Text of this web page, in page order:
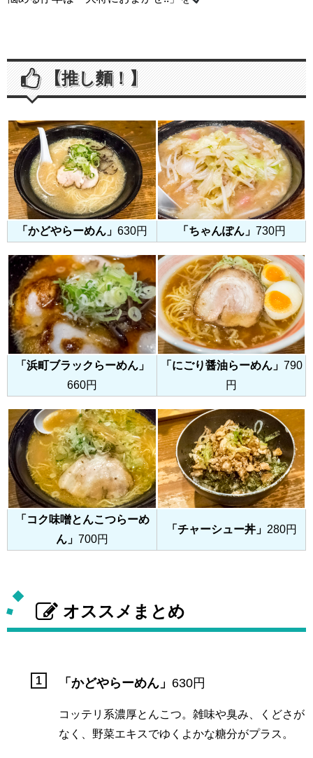
【推し麵！】
「かどやらーめん」 630円 「ちゃんぽん」 730円
「浜町ブラックらーめん」
660円
「にごり醤油らーめん」 790
円
「コク味噌とんこつらーめ
ん」 700円
「チャーシュー丼」 280円
オススメまとめ
「かどやらーめん」 630円
コッテリ系濃厚とんこつ。雑味や臭み、くどさが
なく、野菜エキスでゆくよかな糖分がプラス。